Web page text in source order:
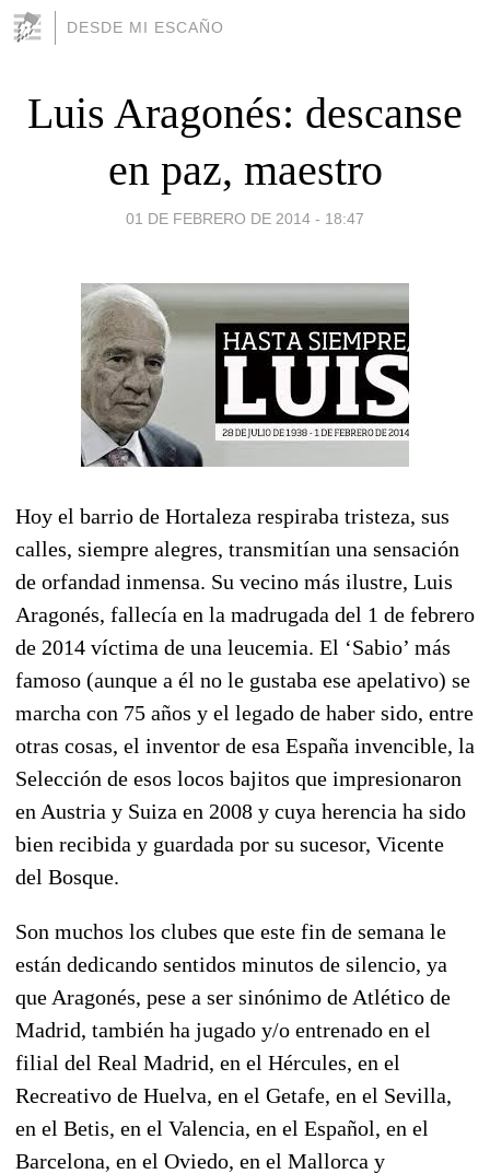
DESDE MI ESCAÑO
Luis Aragonés: descanse
en paz, maestro
01 DE FEBRERO DE 2014 - 18:47
Hoy el barrio de Hortaleza respiraba tristeza, sus
calles, siempre alegres, transmitían una sensación
de orfandad inmensa. Su vecino más ilustre, Luis
Aragonés, fallecía en la madrugada del 1 de febrero
de 2014 víctima de una leucemia. El ‘Sabio’ más
famoso (aunque a él no le gustaba ese apelativo) se
marcha con 75 años y el legado de haber sido, entre
otras cosas, el inventor de esa España invencible, la
Selección de esos locos bajitos que impresionaron
en Austria y Suiza en 2008 y cuya herencia ha sido
bien recibida y guardada por su sucesor, Vicente
del Bosque.
Son muchos los clubes que este fin de semana le
están dedicando sentidos minutos de silencio, ya
que Aragonés, pese a ser sinónimo de Atlético de
Madrid, también ha jugado y/o entrenado en el
filial del Real Madrid, en el Hércules, en el
Recreativo de Huelva, en el Getafe, en el Sevilla,
en el Betis, en el Valencia, en el Español, en el
Barcelona, en el Oviedo, en el Mallorca y